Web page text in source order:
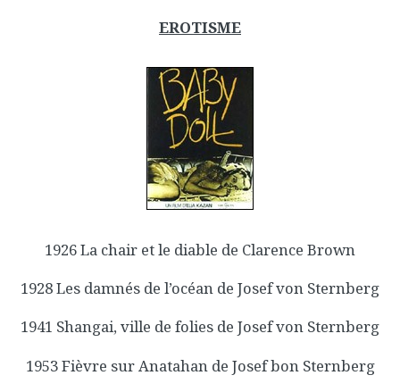
EROTISME
1926 La chair et le diable de Clarence Brown
1928 Les damnés de l’océan de Josef von Sternberg
1941 Shangai, ville de folies de Josef von Sternberg
1953 Fièvre sur Anatahan de Josef bon Sternberg